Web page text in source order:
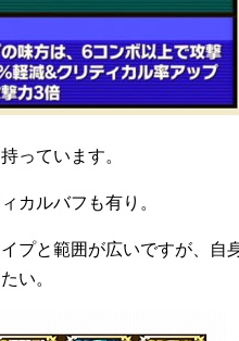
っています。
カルバフも有り。
プと範囲が広いですが、自
い。